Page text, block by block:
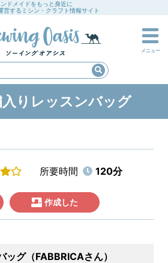
ドメイドをもっと身近に
営するミシン・クラフト情報サイト
メニュー
入りレッスンバッグ
所要時間 120分
作成した
ッグ（FABBRICAさん）